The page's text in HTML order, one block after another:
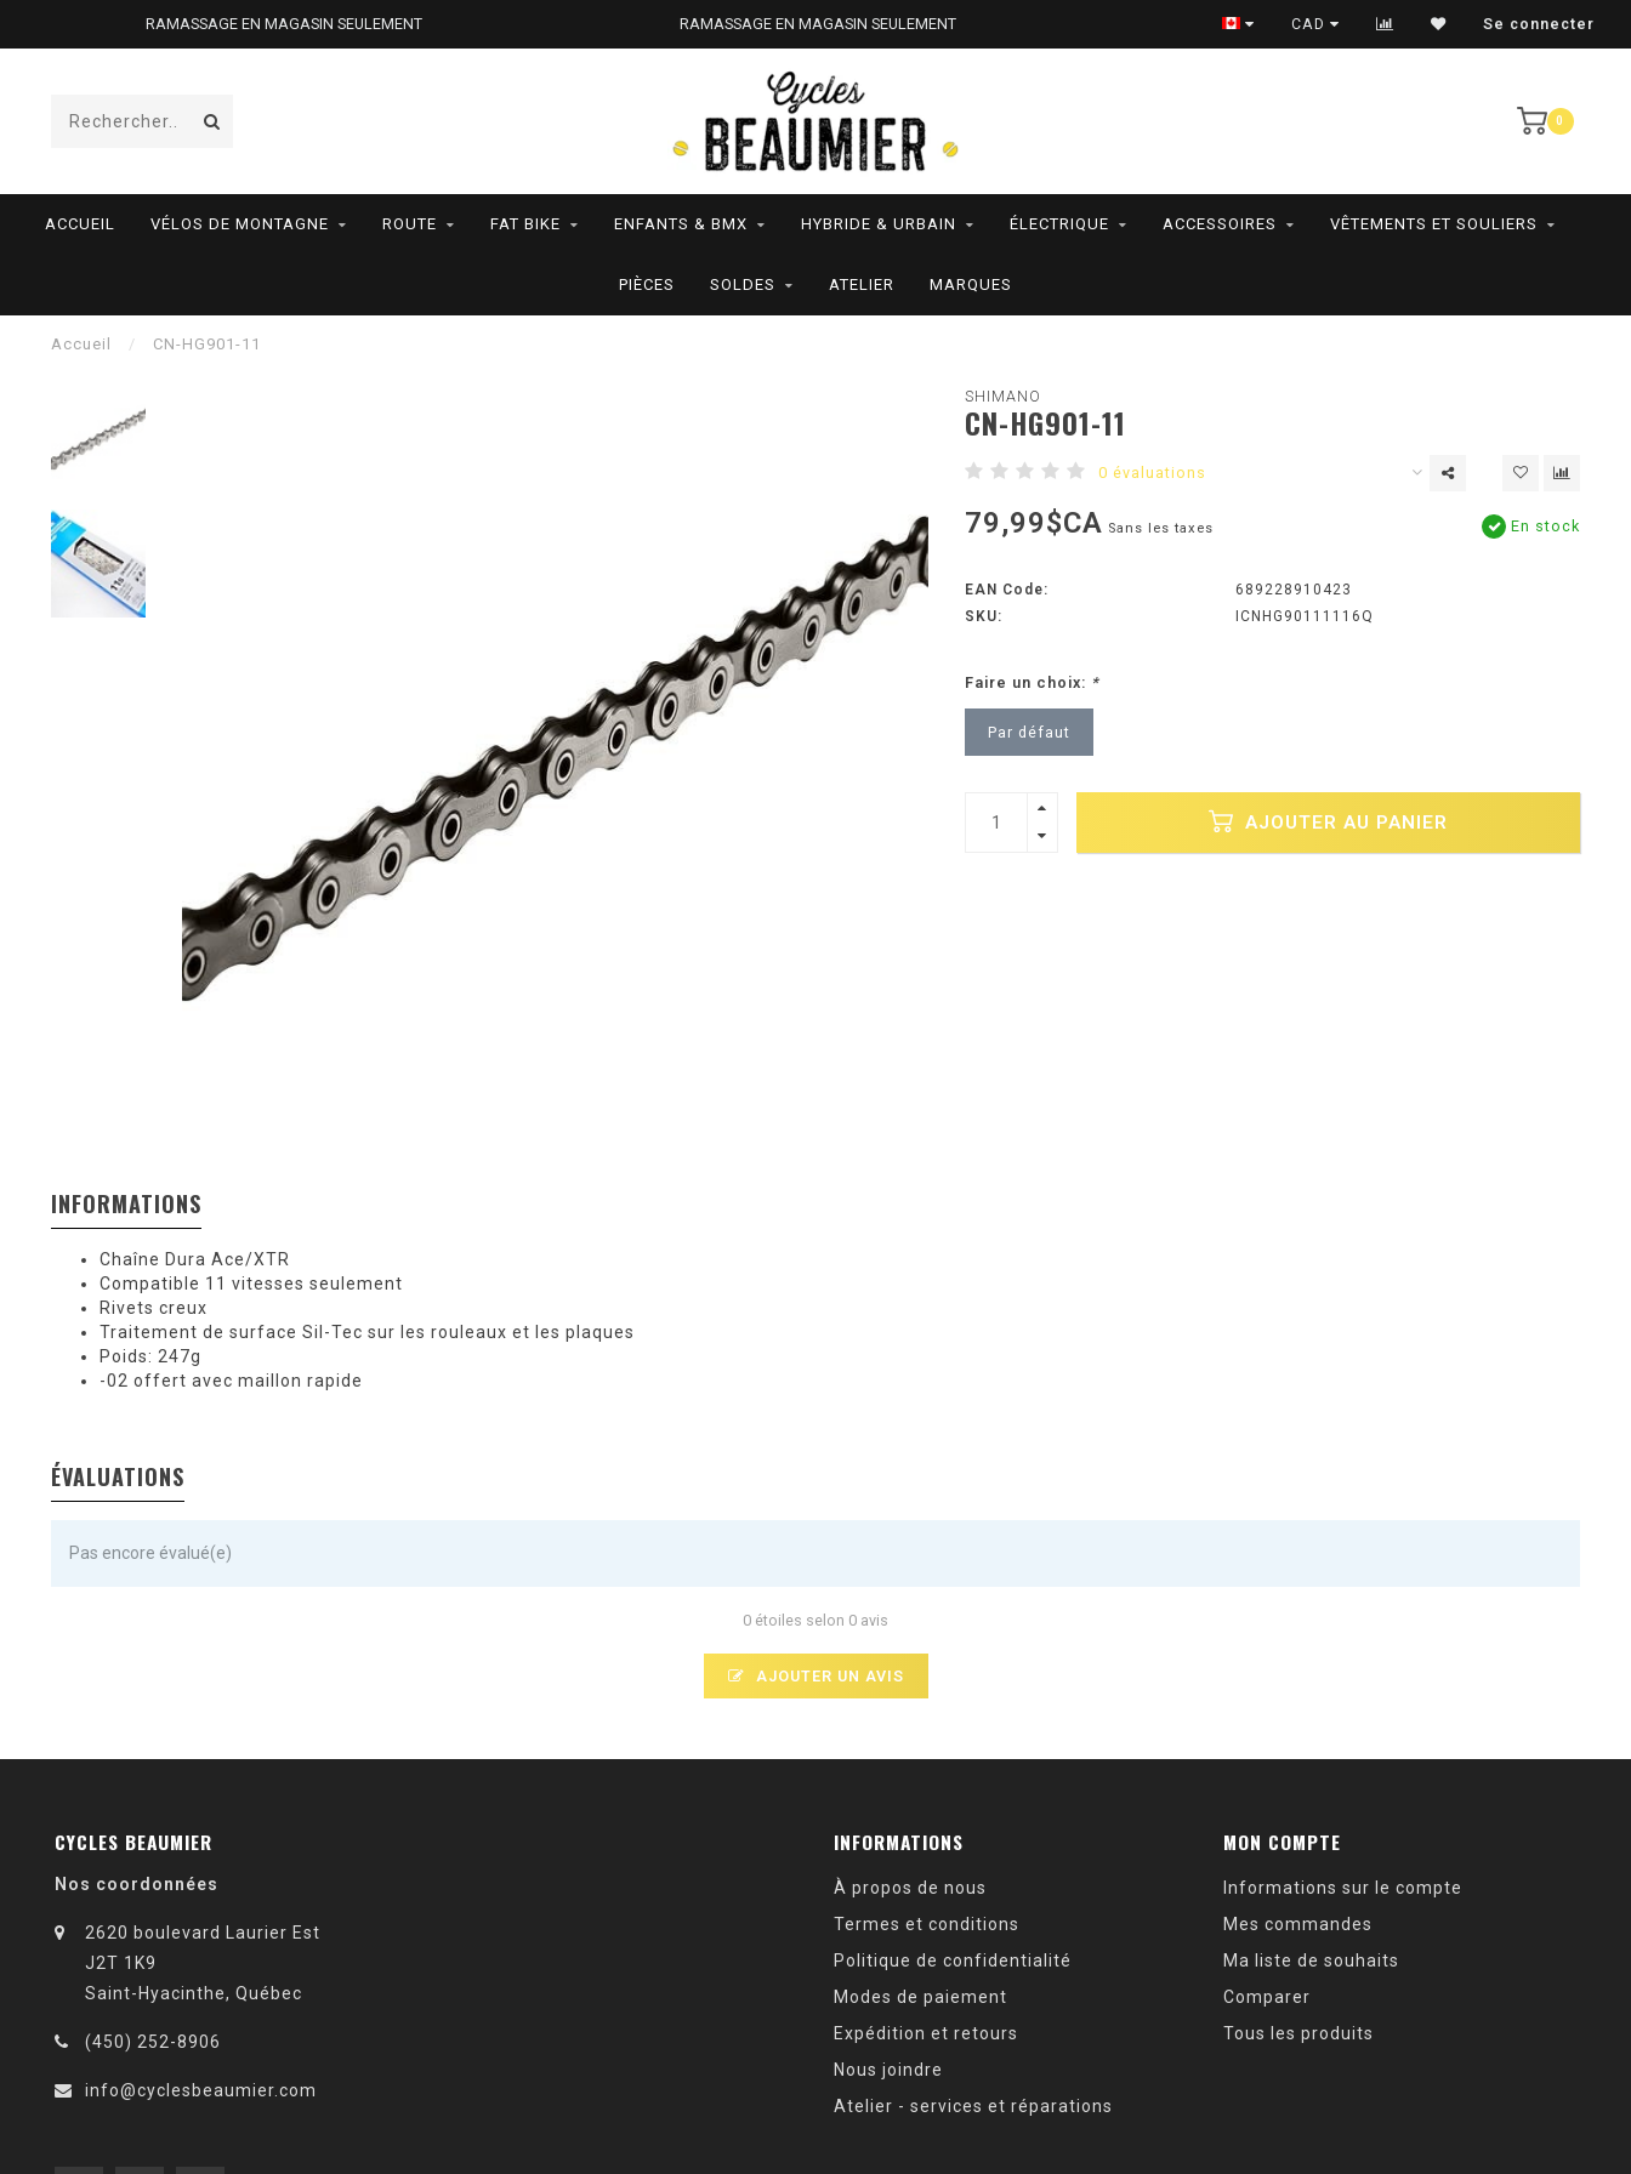
RAMASSAGE EN MAGASIN SEULEMENT RAMASSAGE EN MAGASIN SEULEMENT RAMASSAGE EN MAGASIN SEULEMENT
CAD Se connecter
0
ACCUEIL VÉLOS DE MONTAGNE ROUTE FAT BIKE ENFANTS & BMX HYBRIDE & URBAIN ÉLECTRIQUE ACCESSOIRES VÊTEMENTS ET SOULIERS
PIÈCES SOLDES ATELIER MARQUES
Accueil / CN-HG901-11
SHIMANO
CN-HG901-11
0 évaluations
79,99$CA Sans les taxes En stock
EAN Code:
689228910423
SKU:
ICNHG90111116Q
Faire un choix: *
Par défaut
AJOUTER AU PANIER
INFORMATIONS
Chaîne Dura Ace/XTR
Compatible 11 vitesses seulement
Rivets creux
Traitement de surface Sil-Tec sur les rouleaux et les plaques
Poids: 247g
-02 offert avec maillon rapide
ÉVALUATIONS
Pas encore évalué(e)
0 étoiles selon 0 avis
AJOUTER UN AVIS
CYCLES BEAUMIER
Nos coordonnées
2620 boulevard Laurier Est
J2T 1K9
Saint-Hyacinthe, Québec
(450) 252-8906
info@cyclesbeaumier.com
INFORMATIONS
À propos de nous
Termes et conditions
Politique de confidentialité
Modes de paiement
Expédition et retours
Nous joindre
Atelier - services et réparations
MON COMPTE
Informations sur le compte
Mes commandes
Ma liste de souhaits
Comparer
Tous les produits